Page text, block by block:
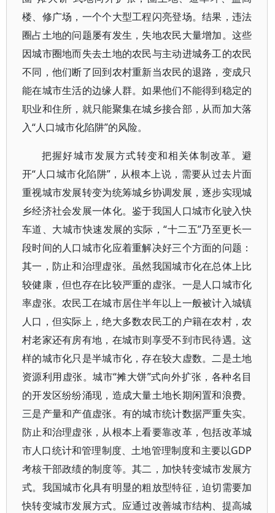
楼、修广场，一个个大型工程闪亮登场。结果，违法
圈占土地的问题屡有发生，失地农民大量增加。这些
因城市圈地而失去土地的农民与主动进城务工的农民
不同，他们断了回到农村重新当农民的退路，变成只
能在城市生活的边缘人群。如果他们不能得到稳定的
职业和住所，就只能聚集在城乡接合部，从而加大落
入“人口城市化陷阱”的风险。
把握好城市发展方式转变和相关体制改革。避
开“人口城市化陷阱”，从根本上说，需要从过去片面
重视城市发展转变为统筹城乡协调发展，逐步实现城
乡经济社会发展一体化。鉴于我国人口城市化驶入快
车道、大城市快速发展的实际，“十二五”乃至更长一
段时间的人口城市化应着重解决好三个方面的问题：
其一，防止和治理虚张。虽然我国城市化在总体上比
较健康，但也存在比较严重的虚张。一是人口城市化
率虚张。农民工在城市居住半年以上一般被计入城镇
人口，但实际上，绝大多数农民工的户籍在农村，农
村老家还有房有地，在城市则享受不到市民待遇。这
样的城市化只是半城市化，存在较大虚数。二是土地
资源利用虚张。城市“摊大饼”式向外扩张，各种名目
的开发区纷纷涌现，造成大量土地长期闲置和浪费。
三是产量和产值虚张。有的城市统计数据严重失实。
防止和治理虚张，从根本上看要靠改革，包括改革城
市人口统计和管理制度、土地管理制度和主要以GDP
考核干部政绩的制度等。其二，加快转变城市发展方
式。我国城市化具有明显的粗放型特征，迫切需要加
快转变城市发展方式。应通过改善城市结构、提高城